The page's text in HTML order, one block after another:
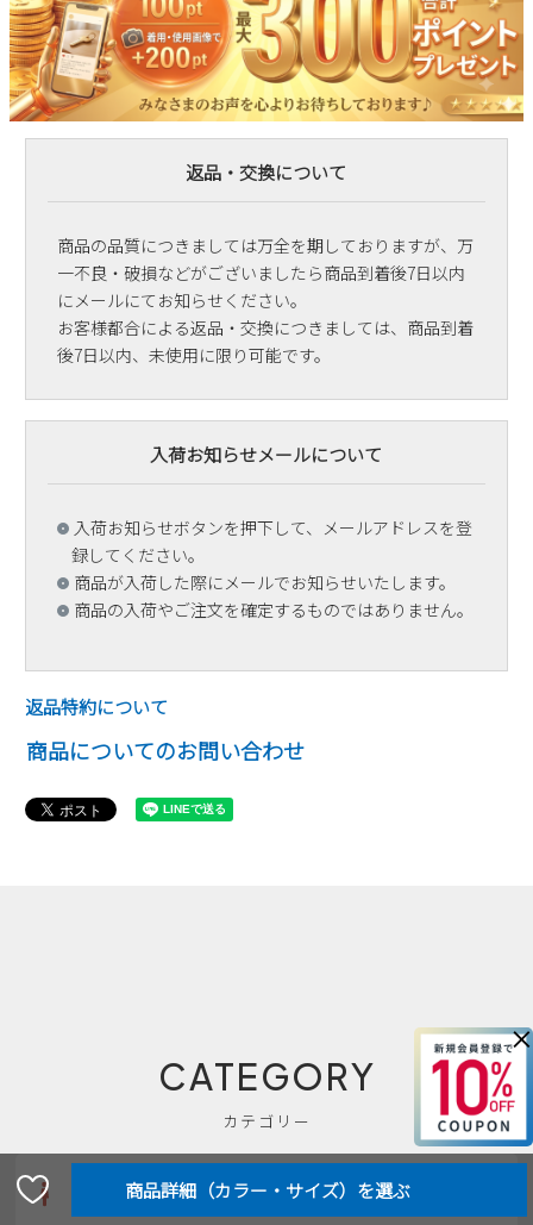
×
返品・交換について
商品の品質につきましては万全を期しておりますが、万
一不良・破損などがございましたら商品到着後7日以内
にメールにてお知らせください。
お客様都合による返品・交換につきましては、商品到着
後7日以内、未使用に限り可能です。
入荷お知らせメールについて
入荷お知らせボタンを押下して、メールアドレスを登
録してください。
商品が入荷した際にメールでお知らせいたします。
商品の入荷やご注文を確定するものではありません。
返品特約について
商品についてのお問い合わせ
CATEGORY
カテゴリー
レディース